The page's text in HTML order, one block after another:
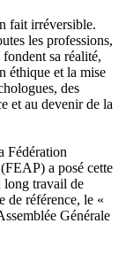
fait irréversible.
les professions,
sa réalité,
éthique et la mise
des
et au devenir de la
Fédération
a posé cette
long travail de
de référence, le «
Générale